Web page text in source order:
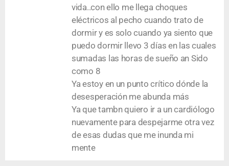
vida..con ello me llega choques
eléctricos al pecho cuando trato de
dormir y es solo cuando ya siento que
puedo dormir llevo 3 días en las cuales
sumadas las horas de sueño an Sido
como 8
Ya estoy en un punto crítico dónde la
desesperación me abunda más
Ya que tambn quiero ir a un cardiólogo
nuevamente para despejarme otra vez
de esas dudas que me inunda mi
mente